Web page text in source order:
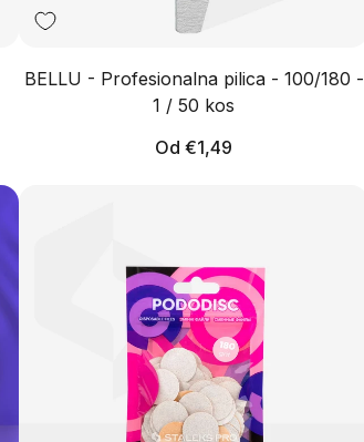
BELLU - Profesionalna pilica - 100/180 -
1 / 50 kos
Redna
Od €1,49